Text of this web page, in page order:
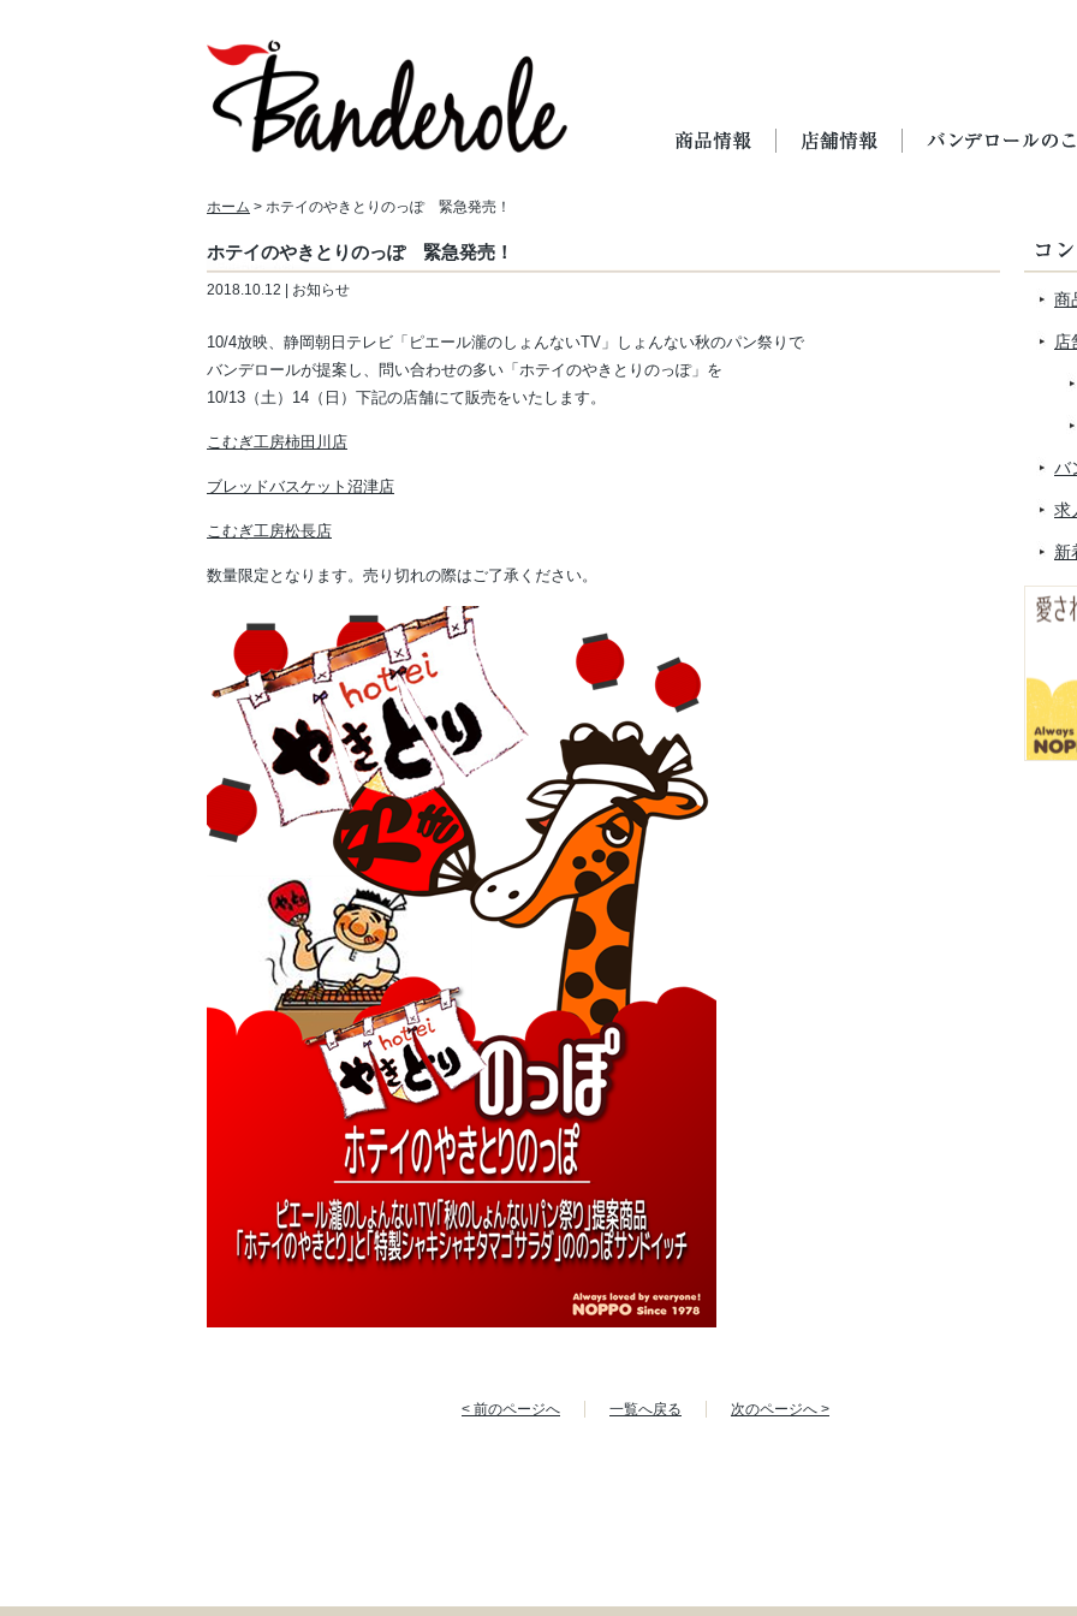
ホーム > ホテイのやきとりのっぽ 緊急発売！
ホテイのやきとりのっぽ 緊急発売！
2018.10.12 | お知らせ
10/4放映、静岡朝日テレビ「ピエール瀧のしょんないTV」しょんない秋のパン祭りで
バンデロールが提案し、問い合わせの多い「ホテイのやきとりのっぽ」を
10/13（土）14（日）下記の店舗にて販売をいたします。
こむぎ工房柿田川店
ブレッドバスケット沼津店
こむぎ工房松長店
数量限定となります。売り切れの際はご了承ください。
< 前のページへ 一覧へ戻る 次のページへ >
商
店
バ
求
新